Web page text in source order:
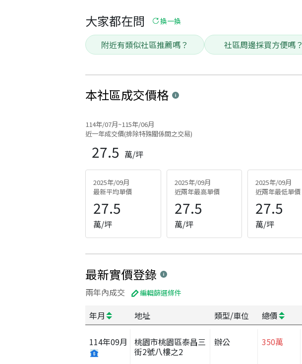
大家都在問 換一換
附近有類似社區推薦嗎？ 社區周邊採買方便嗎？
本社區成交價格
114年/07月~115年/06月
近一年成交價(排除特殊關係間之交易)
27.5 萬/坪
2025年/09月
最新平均單價
27.5
萬/坪
2025年/09月
近兩年最高單價
27.5
萬/坪
2025年/09月
近兩年最低單價
27.5
萬/坪
最新實價登錄
兩年內成交 編輯篩選條件
年月 地址 類型/車位 總價
114年09月
桃園市桃園區泰昌三
街2號八樓之2
辦公 350萬